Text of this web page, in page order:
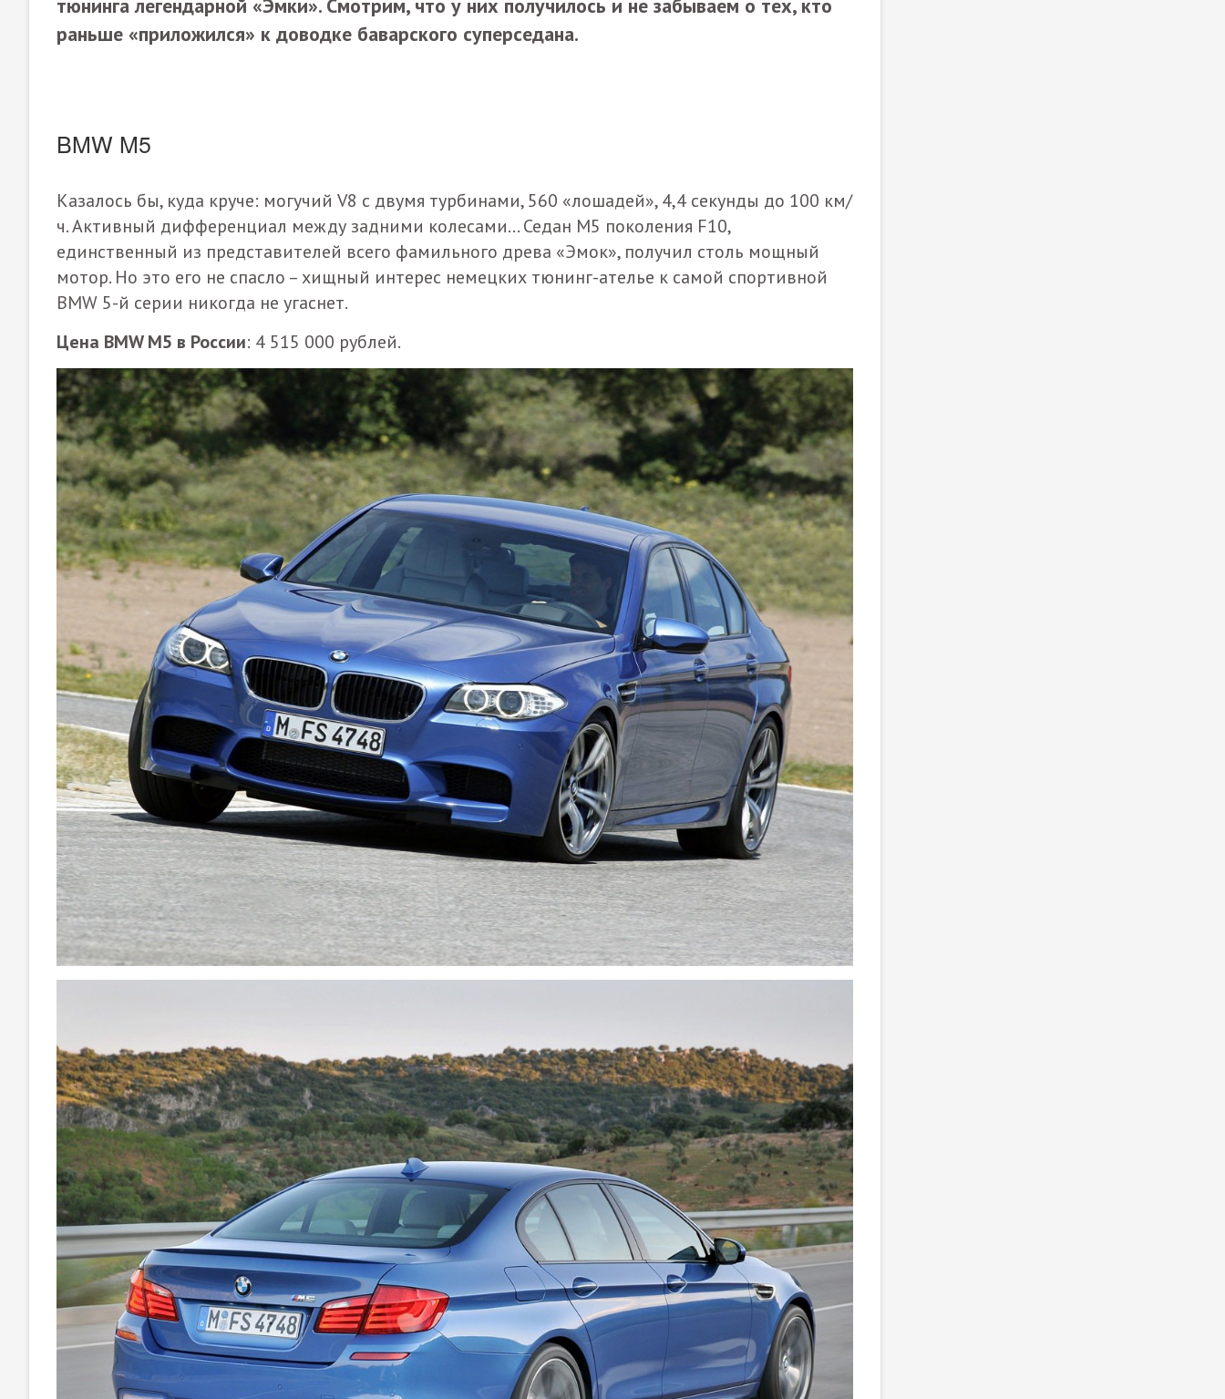
тюнинга легендарной «Эмки». Смотрим, что у них получилось и не забываем о тех, кто
раньше «приложился» к доводке баварского суперседана.
BMW M5
Казалось бы, куда круче: могучий V8 с двумя турбинами, 560 «лошадей», 4,4 секунды до 100 км/
ч. Активный дифференциал между задними колесами... Седан M5 поколения F10,
единственный из представителей всего фамильного древа «Эмок», получил столь мощный
мотор. Но это его не спасло – хищный интерес немецких тюнинг-ателье к самой спортивной
BMW 5-й серии никогда не угаснет.
Цена BMW M5 в России: 4 515 000 рублей.